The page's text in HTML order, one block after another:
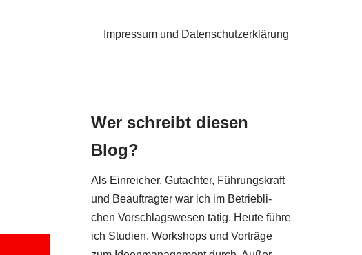
Impressum und Datenschutzerklärung
Wer schreibt diesen
Blog?
Als Ein­rei­cher, Gut­ach­ter, Füh­rungs­kraft
und Beauf­trag­ter war ich im Betrieb­li­
chen Vor­schlags­we­sen tätig. Heu­te füh­re
ich Stu­di­en, Work­shops und Vor­trä­ge